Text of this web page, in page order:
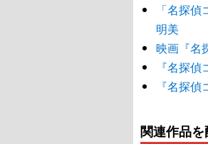
「名探
明美
映画『名
『名探
『名探
関連作品